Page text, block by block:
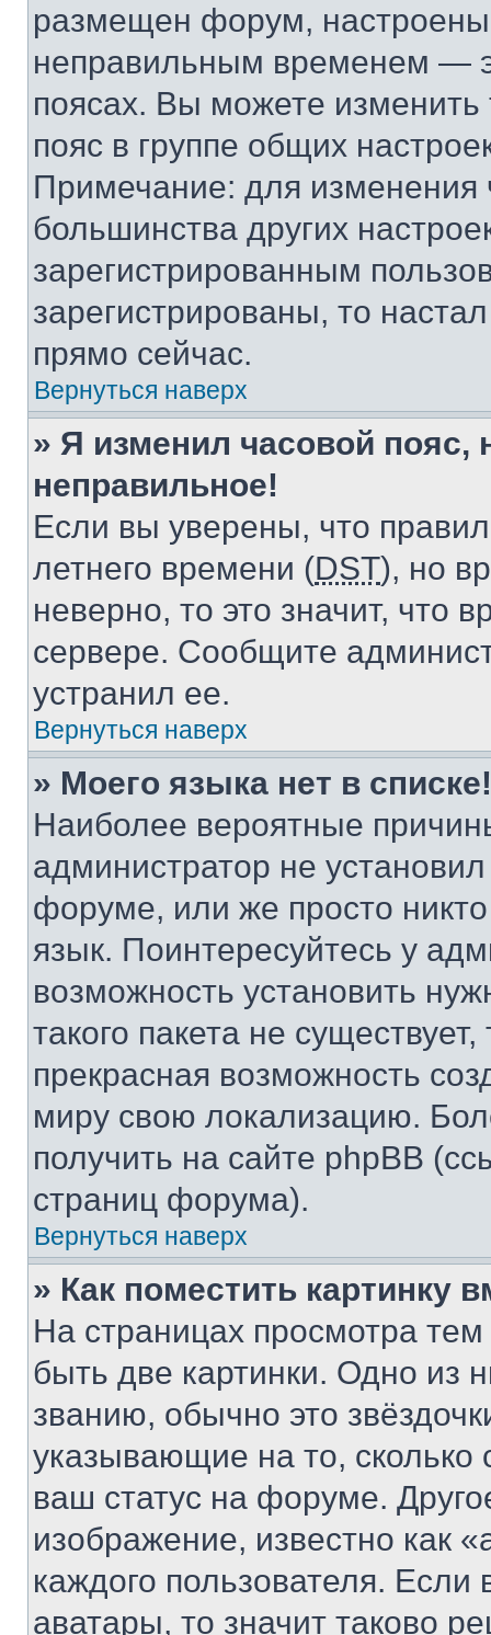
размещен форум, настроены
неправильным временем —
поясах. Вы можете изменить
пояс в группе общих
Примечание: для изменения
большинства других
зарегистрированным
зарегистрированы, то
прямо сейчас.
Вернуться наверх
» Я изменил часовой пояс,
неправильное!
Если вы уверены, что
летнего времени (DST), но
неверно, то это значит, что
сервере. Сообщите
устранил ее.
Вернуться наверх
» Моего языка нет в списке!
Наиболее вероятные
администратор не
форуме, или же просто
язык. Поинтересуйтесь у
возможность установить
такого пакета не
прекрасная возможность
миру свою локализацию.
получить на сайте phpBB
страниц форума).
Вернуться наверх
» Как поместить картинку
На страницах просмотра
быть две картинки. Одно из
званию, обычно это
указывающие на то,
ваш статус на форуме.
изображение, известно как
каждого пользователя.
аватары, то значит таково